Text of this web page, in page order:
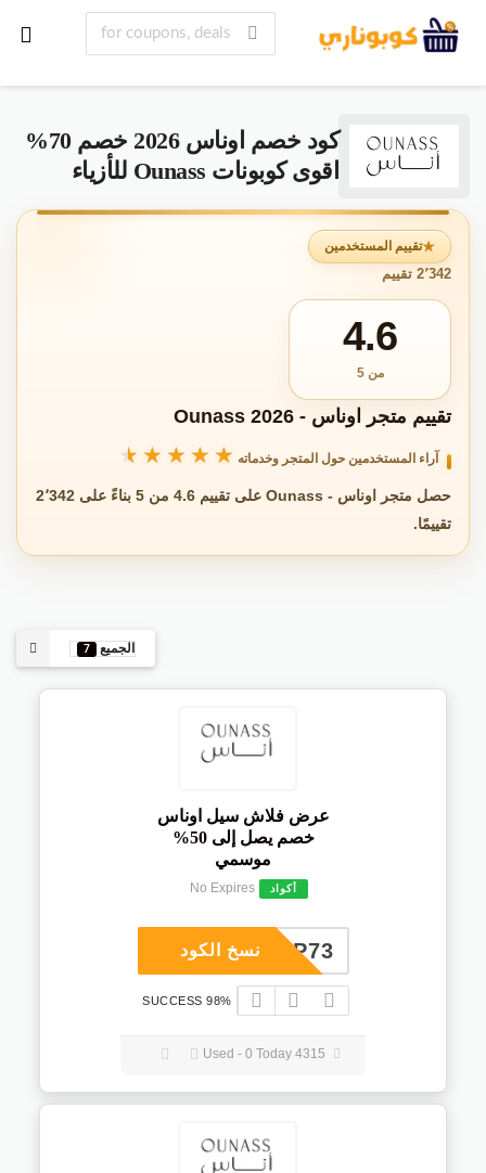
كود خصم اوناس 2026 خصم 70%
اقوى كوبونات Ounass للأزياء
تقييم المستخدمين
2٬342 تقييم
4.6
من 5
تقييم متجر اوناس - Ounass 2026
آراء المستخدمين حول المتجر وخدماته ★★★★★
★★★★★
حصل متجر اوناس - Ounass على تقييم 4.6 من 5 بناءً على 2٬342
تقييمًا.
الجميع 7
عرض فلاش سيل اوناس
خصم يصل إلى 50%
موسمي
أكواد No Expires
COUP73نسخ الكود
98% SUCCESS